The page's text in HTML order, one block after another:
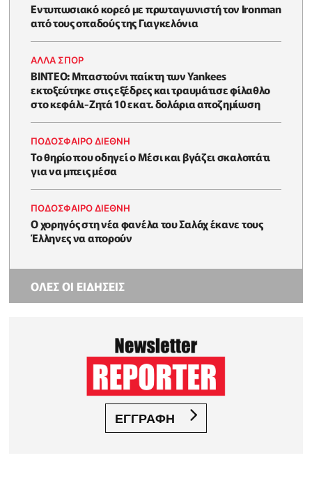
Εντυπωσιακό κορεό με πρωταγωνιστή τον Ironman
από τους οπαδούς της Γιαγκελόνια
ΑΛΛΑ ΣΠΟΡ
ΒΙΝΤΕΟ: Μπαστούνι παίκτη των Yankees
εκτοξεύτηκε στις εξέδρες και τραυμάτισε φίλαθλο
στο κεφάλι-Ζητά 10 εκατ. δολάρια αποζημίωση
ΠΟΔΟΣΦΑΙΡΟ ΔΙΕΘΝΗ
Το θηρίο που οδηγεί ο Μέσι και βγάζει σκαλοπάτι
για να μπεις μέσα
ΠΟΔΟΣΦΑΙΡΟ ΔΙΕΘΝΗ
Ο χορηγός στη νέα φανέλα του Σαλάχ έκανε τους
Έλληνες να απορούν
ΟΛΕΣ ΟΙ ΕΙΔΗΣΕΙΣ
ΕΓΓΡΑΦΗ